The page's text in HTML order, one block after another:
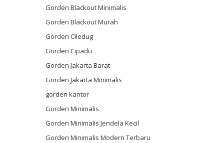
Gorden Blackout Minimalis
Gorden Blackout Murah
Gorden Ciledug
Gorden Cipadu
Gorden Jakarta Barat
Gorden Jakarta Minimalis
gorden kantor
Gorden Minimalis
Gorden Minimalis Jendela Kecil
Gorden Minimalis Modern Terbaru